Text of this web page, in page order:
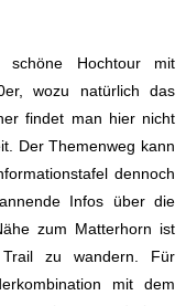
Hochtour mit
wozu natürlich das
findet man hier nicht
Der Themenweg kann
dennoch
Infos über die
zum Matterhorn ist
zu wandern. Für
mit dem